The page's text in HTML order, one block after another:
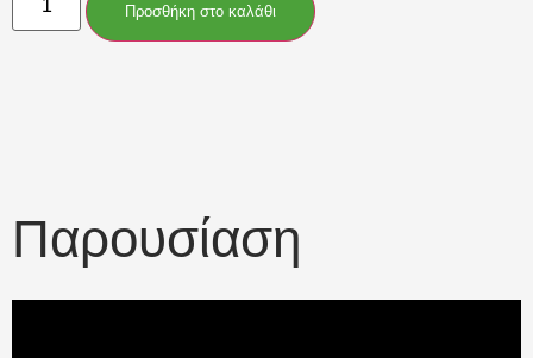
Προσθήκη στο καλάθι
Παρουσίαση